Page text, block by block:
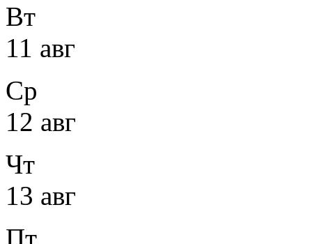
Вт
11 авг
Ср
12 авг
Чт
13 авг
Пт